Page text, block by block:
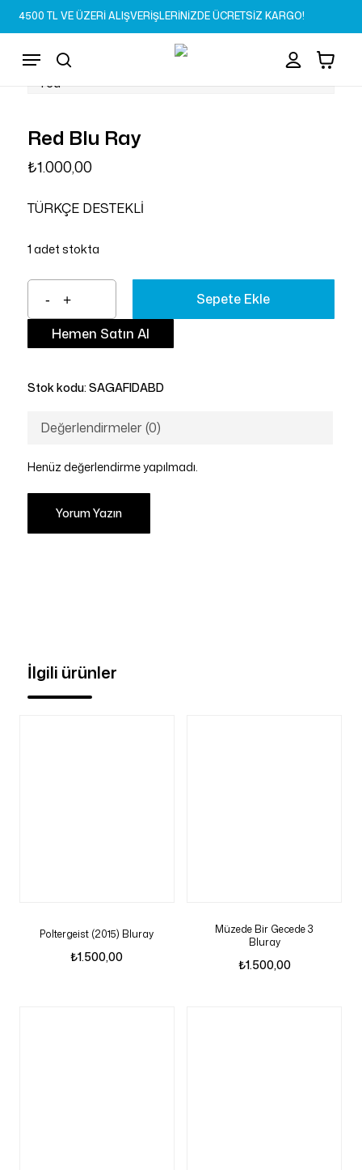
Skip
to
content
4500 TL VE ÜZERİ ALIŞVERİŞLERİNİZDE ÜCRETSİZ KARGO!
search
Menu Sepet Close
Cart
Red Blu Ray
₺1.000,00
TÜRKÇE DESTEKLİ
1 adet stokta
Sepete Ekle
Hemen Satın Al
Stok kodu: SAGAFIDABD
Değerlendirmeler (0)
Henüz değerlendirme yapılmadı.
Yorum Yazın
İlgili ürünler
Poltergeist (2015) Bluray
₺1.500,00
Müzede Bir Gecede 3
Bluray
₺1.500,00